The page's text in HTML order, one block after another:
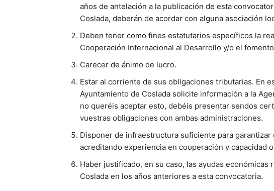
años de antelación a la publicación de esta
Coslada, deberán de acordar con alguna asociación
Deben tener como fines estatutarios específicos la
Cooperación Internacional al Desarrollo y/o el
Carecer de ánimo de lucro.
Estar al corriente de sus obligaciones tributarias. En
Ayuntamiento de Coslada solicite información a la
no queréis aceptar esto, debéis presentar sendos
vuestras obligaciones con ambas administraciones.
Disponer de infraestructura suficiente para
acreditando experiencia en cooperación y capacidad
Haber justificado, en su caso, las ayudas
Coslada en los años anteriores a esta convocatoria.